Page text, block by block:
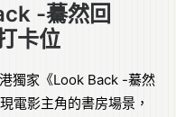
-驀然回
卡位
獨家《Look Back -驀然
電影主角的書房場景，